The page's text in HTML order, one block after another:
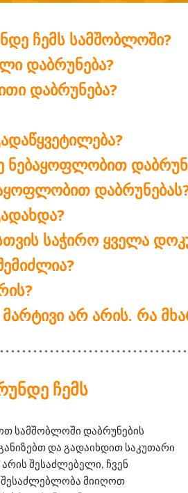
ᲩᲔᲛᲡ ᲡᲐᲛᲨᲝᲑᲚᲝᲨᲘ?
ᲓᲐᲑᲠᲣᲜᲔᲑᲐ?
ᲓᲐᲑᲠᲣᲜᲔᲑᲐ?
ᲡᲐᲭᲘᲠᲝ ᲧᲕᲔᲚᲐ
ᲛᲐᲠᲢᲘᲕᲘ ᲐᲠ ᲐᲠᲘᲡ. ᲠᲐ
ᲩᲔᲛᲡ
სამშობლოში დაბრუნების
და გადაიხდით საკუთარი
შესაძლებელი, ჩვენ
შესაძლებლობა მიიღოთ